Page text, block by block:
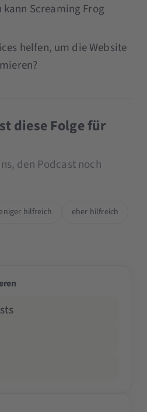
kann Screaming Frog
helfen, um die Website
diese Folge für
den Podcast noch
hilfreich
eher hilfreich